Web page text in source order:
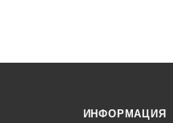
ИНФОРМАЦИЯ